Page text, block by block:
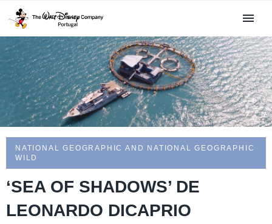
NATIONAL GEOGRAPHIC AND NATIONAL GEOGRAPHIC
WILD
‘SEA OF SHADOWS’ DE
LEONARDO DICAPRIO